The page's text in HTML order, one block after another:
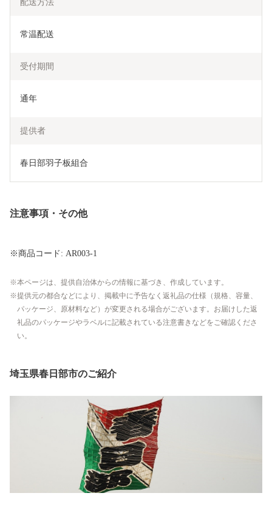
配送方法
常温配送
受付期間
通年
提供者
春日部羽子板組合
注意事項・その他
※商品コード: AR003-1
本ページは、提供自治体からの情報に基づき、作成しています。
提供元の都合などにより、掲載中に予告なく返礼品の仕様（規格、容量、
パッケージ、原材料など）が変更される場合がございます。お届けした返
礼品のパッケージやラベルに記載されている注意書きなどをご確認くださ
い。
埼玉県春日部市のご紹介